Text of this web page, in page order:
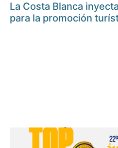
La Costa Blanca
para la promoción